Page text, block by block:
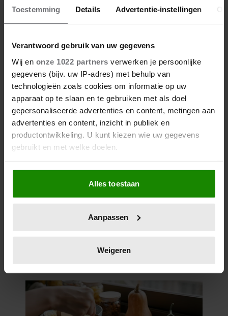
Toestemming Details Advertentie-instellingen
Verantwoord gebruik van uw gegevens
Wij en onze 1022 partners verwerken je persoonlijke
gegevens (bijv. uw IP-adres) met behulp van
technologieën zoals cookies om informatie op uw
apparaat op te slaan en te gebruiken met als doel
gepersonaliseerde advertenties en content, metingen aan
advertenties en content, inzicht in publiek en
productontwikkeling. U kunt kiezen wie uw gegevens
gebruikt en met welke doelen.
Als u het toestaat, willen we ook graag:
Informatie verzamelen over uw geografische
locatie, die tot een paar meter nauwkeurig kan zijn
scannen op specifieke eigenschappen (fingerprinting)
verwerkt en stel uw voorkeuren in het
intrekken in de Cookieverklaring.
We gebruiken cookies om content en advertenties te
personaliseren, om functies voor social media te bieden
Alles toestaan
Aanpassen
Weigeren
Deze producten kun je beter